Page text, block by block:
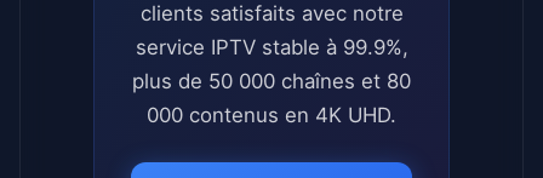
clients satisfaits avec notre
service IPTV stable à 99.9%,
plus de 50 000 chaînes et 80
000 contenus en 4K UHD.